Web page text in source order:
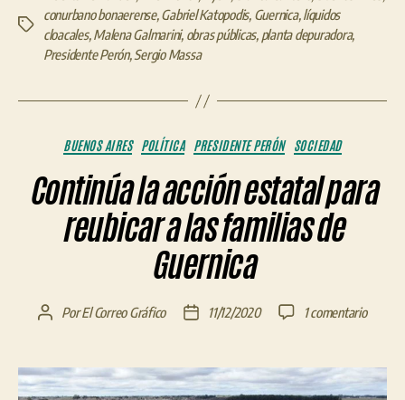
Etiquetas
conurbano bonaerense,Gabriel Katopodis, Guernica,líquidos
cloacales,Malena Galmarini, obras públicas, planta depuradora,
Presidente Perón,Sergio Massa
Categorías
BUENOS AIRES POLÍTICA PRESIDENTE PERÓN SOCIEDAD
Continúa la acción estatal para
reubicar a las familias de
Guernica
Autor
entrada
PorEl Correo Gráfico
Fecha
entrada
11/12/2020 1 comentarioen
acción
estatal